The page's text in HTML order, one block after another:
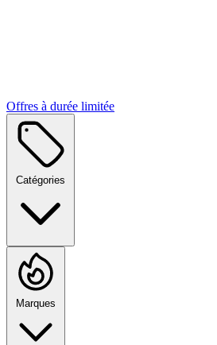
Offres à durée limitée
Catégories
Marques